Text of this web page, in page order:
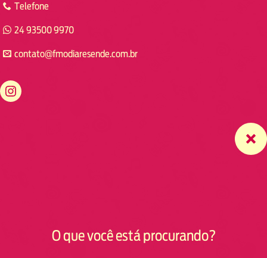
Telefone
24 93500 9970
contato@fmodiaresende.com.br
https://www.instagram.com/fmodiaresende
O que você está procurando?